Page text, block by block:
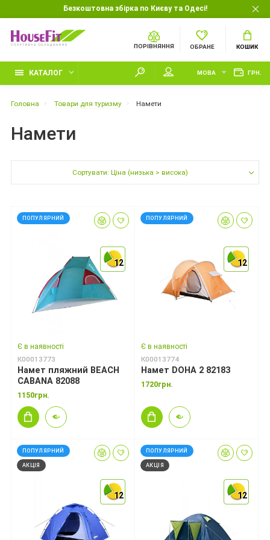
Безкоштовна збірка по Києву та Одесі!
ПОРІВНЯННЯ ОБРАНЕ КОШИК
КАТАЛОГ МОВА ГРН.
Головна Товари для туризму Намети
Намети
Сортувати: Ціна (низька > висока)
12
12
12
ПОПУЛЯРНИЙ
Є в наявності
К00013773
Намет пляжний BEACH
CABANA 82088
1150грн.
12
12
12
ПОПУЛЯРНИЙ
Є в наявності
К00013774
Намет DOHA 2 82183
1720грн.
12
12
12
ПОПУЛЯРНИЙ
АКЦІЯ
12
12
12
ПОПУЛЯРНИЙ
АКЦІЯ